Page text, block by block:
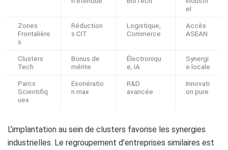
el
Zones
Frontalière
s
Réduction
s CIT
Logistique,
Commerce
Accès
ASEAN
Clusters
Tech
Bonus de
mérite
Électroniqu
e, IA
Synergi
e locale
Parcs
Scientifiq
ues
Exonératio
n max
R&D
avancée
Innovati
on pure
L’implantation au sein de clusters favorise les synergies
industrielles. Le regroupement d’entreprises similaires est